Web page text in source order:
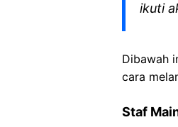
ikuti
Dibawah
cara
Staf